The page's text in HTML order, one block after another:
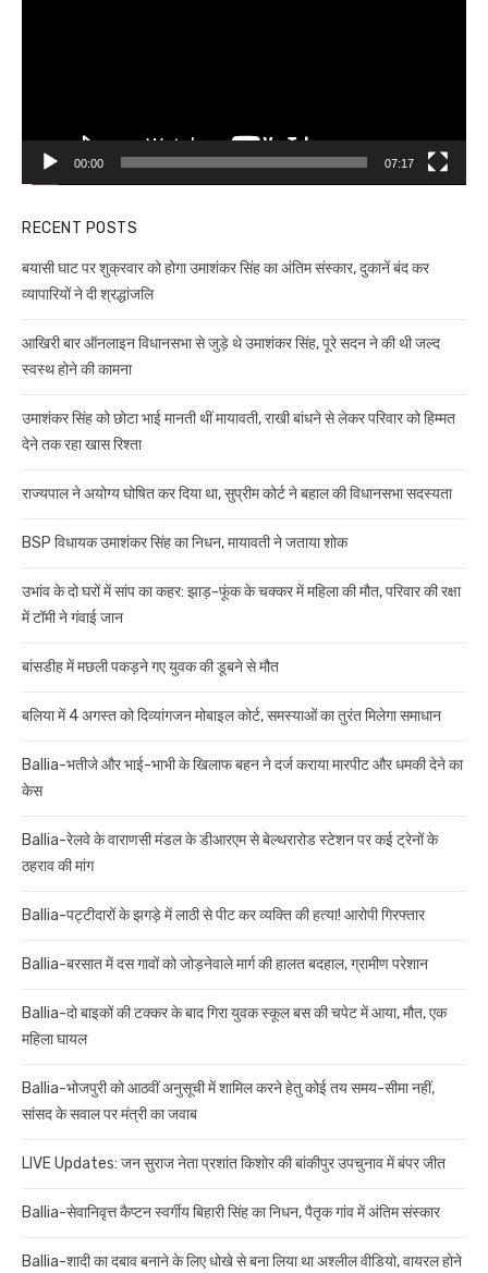
00:00 07:17
RECENT POSTS
बयासी घाट पर शुक्रवार को होगा उमाशंकर सिंह का अंतिम संस्कार, दुकानें बंद कर
व्यापारियों ने दी श्रद्धांजलि
आखिरी बार ऑनलाइन विधानसभा से जुड़े थे उमाशंकर सिंह, पूरे सदन ने की थी जल्द
स्वस्थ होने की कामना
उमाशंकर सिंह को छोटा भाई मानती थीं मायावती, राखी बांधने से लेकर परिवार को हिम्मत
देने तक रहा खास रिश्ता
राज्यपाल ने अयोग्य घोषित कर दिया था, सुप्रीम कोर्ट ने बहाल की विधानसभा सदस्यता
BSP विधायक उमाशंकर सिंह का निधन, मायावती ने जताया शोक
उभांव के दो घरों में सांप का कहर: झाड़-फूंक के चक्कर में महिला की मौत, परिवार की रक्षा
में टॉमी ने गंवाई जान
बांसडीह में मछली पकड़ने गए युवक की डूबने से मौत
बलिया में 4 अगस्त को दिव्यांगजन मोबाइल कोर्ट, समस्याओं का तुरंत मिलेगा समाधान
Ballia-भतीजे और भाई-भाभी के खिलाफ बहन ने दर्ज कराया मारपीट और धमकी देने का
केस
Ballia-रेलवे के वाराणसी मंडल के डीआरएम से बेल्थरारोड स्टेशन पर कई ट्रेनों के
ठहराव की मांग
Ballia-पट्टीदारों के झगड़े में लाठी से पीट कर व्यक्ति की हत्या! आरोपी गिरफ्तार
Ballia-बरसात में दस गावों को जोड़नेवाले मार्ग की हालत बदहाल, ग्रामीण परेशान
Ballia-दो बाइकों की टक्कर के बाद गिरा युवक स्कूल बस की चपेट में आया, मौत, एक
महिला घायल
Ballia-भोजपुरी को आठवीं अनुसूची में शामिल करने हेतु कोई तय समय-सीमा नहीं,
सांसद के सवाल पर मंत्री का जवाब
LIVE Updates: जन सुराज नेता प्रशांत किशोर की बांकीपुर उपचुनाव में बंपर जीत
Ballia-सेवानिवृत्त कैप्टन स्वर्गीय बिहारी सिंह का निधन, पैतृक गांव में अंतिम संस्कार
Ballia-शादी का दबाव बनाने के लिए धोखे से बना लिया था अश्लील वीडियो, वायरल होने